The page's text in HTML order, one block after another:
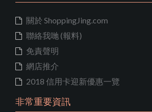
關於 ShoppingJing.com
聯絡我哋 (報料)
免責聲明
網店推介
2018 信用卡迎新優惠一覽
非常重要資訊